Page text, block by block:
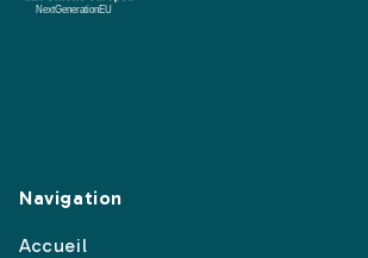
Navigation
Accueil